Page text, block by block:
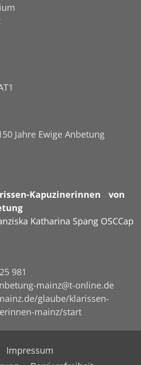
Jahre Ewige Anbetung
Kapuzinerinnen von
Katharina Spang OSCCap
981
mainz@t-online.de
glaube/klarissen-
mainz/start
Impressum